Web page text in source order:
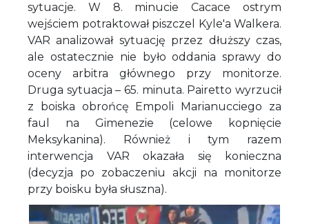
sytuacje. W 8. minucie Cacace ostrym
wejściem potraktował piszczel Kyle'a Walkera.
VAR analizował sytuację przez dłuższy czas,
ale ostatecznie nie było oddania sprawy do
oceny arbitra głównego przy monitorze.
Druga sytuacja – 65. minuta. Pairetto wyrzucił
z boiska obrońcę Empoli Marianucciego za
faul na Gimenezie (celowe kopnięcie
Meksykanina). Również i tym razem
interwencja VAR okazała się konieczna
(decyzja po zobaczeniu akcji na monitorze
przy boisku była słuszna).